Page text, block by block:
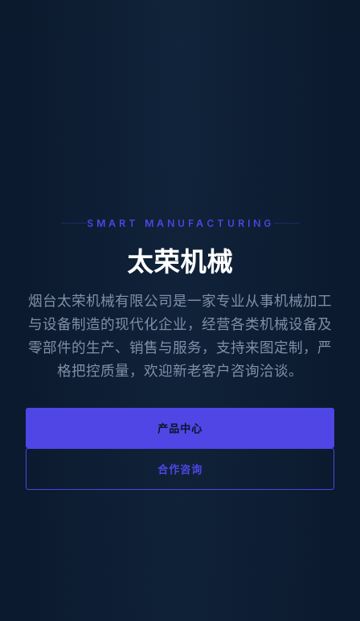
SMART MANUFACTURING
太荣机械
烟台太荣机械有限公司是一家专业从事机械加工
与设备制造的现代化企业，经营各类机械设备及
零部件的生产、销售与服务，支持来图定制，严
格把控质量，欢迎新老客户咨询洽谈。
产品中心
合作咨询